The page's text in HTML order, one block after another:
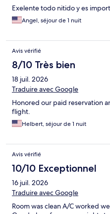
Exelente todo nitido y es
Angel, séjour de 1 nuit
Avis vérifié
8/10 Très bien
18 juil. 2026
Traduire avec Google
Honored our paid reservation
flight.
Helbert, séjour de 1 nuit
Avis vérifié
10/10 Exceptionnel
16 juil. 2026
Traduire avec Google
Room was clean A/C worked